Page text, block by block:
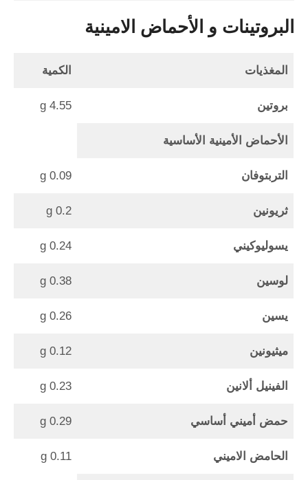
البروتينات و الأحماض الامينية
المغذيات الكمية
بروتين 4.55 g
الأحماض الأمينية الأساسية
التربتوفان 0.09 g
ثريونين 0.2 g
يسوليوكيني 0.24 g
لوسين 0.38 g
يسين 0.26 g
ميثيونين 0.12 g
الفينيل ألانين 0.23 g
حمض أميني أساسي 0.29 g
الحامض الاميني 0.11 g